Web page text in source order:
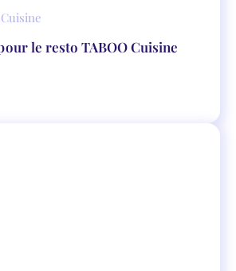
Cuisine
le resto TABOO Cuisine